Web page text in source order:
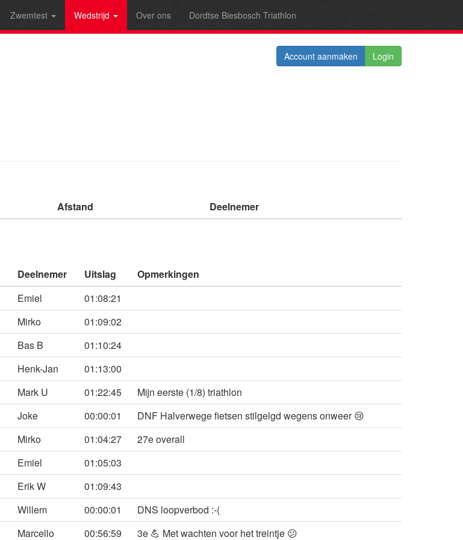
Zwemtest Wedstrijd Over ons Dordtse Biesbosch Triathlon
Account aanmaken Login
Afstand Deelnemer
Deelnemer Uitslag
Opmerkingen
Emiel
01:08:21
Mirko
01:09:02
Bas B
01:10:24
Henk-Jan
01:13:00
Mark U 01:22:45
Mijn eerste (1/8) triathlon
Joke 00:00:01
DNF Halverwege fietsen stilgelgd wegens onweer 😢
Mirko 01:04:27
27e overall
Emiel
01:05:03
Erik W
01:09:43
Willem 00:00:01
DNS loopverbod :-(
Marcello 00:56:59 3e 💪 Met wachten voor het treintje 😕